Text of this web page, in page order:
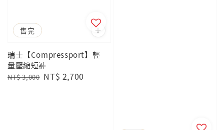
優惠
售完
瑞士【Compressport】輕
量壓縮短褲
Regular
NT$ 3,000 Sale
NT$ 2,700